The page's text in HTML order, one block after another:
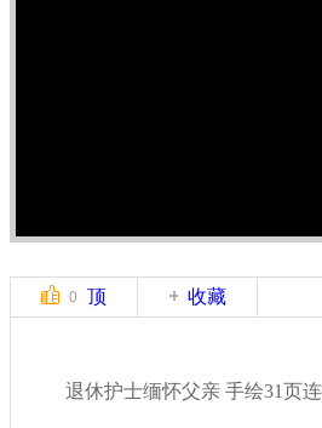
0 顶 收藏
退休护士缅怀父亲 手绘31页连